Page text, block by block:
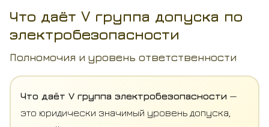
Что даёт V группа допуска по
электробезопасности
Полномочия и уровень ответственности
Что даёт V группа электробезопасности —
это юридически значимый уровень допуска,